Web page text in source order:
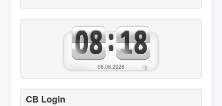
06.08.2026
CB Login